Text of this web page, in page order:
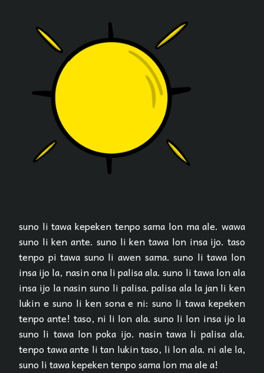
suno li tawa kepeken tenpo sama lon ma ale. wawa
suno li ken ante. suno li ken tawa lon insa ijo. taso
tenpo pi tawa suno li awen sama. suno li tawa lon
insa ijo la, nasin ona li palisa ala. suno li tawa lon ala
insa ijo la nasin suno li palisa. palisa ala la jan li ken
lukin e suno li ken sona e ni: suno li tawa kepeken
tenpo ante! taso, ni li lon ala. suno li lon insa ijo la
suno li tawa lon poka ijo. nasin tawa li palisa ala.
tenpo tawa ante li tan lukin taso, li lon ala. ni ale la,
suno li tawa kepeken tenpo sama lon ma ale a!